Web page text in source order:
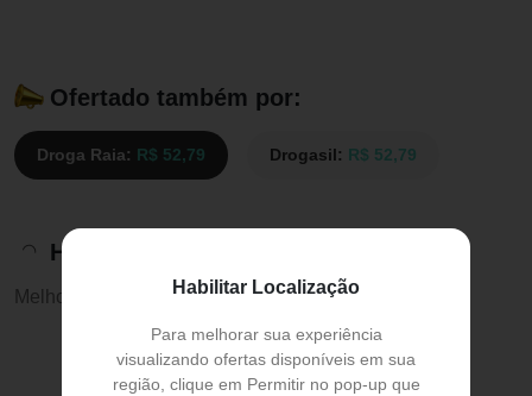
Habilitar Localização
Para melhorar sua experiência
visualizando ofertas disponíveis em sua
região, clique em Permitir no pop-up que
Ofertado também por:
Droga Raia: R$ 52,79 Drogasil: R$ 52,79
Histórico de preços
Melhor preço: R$ 52,79